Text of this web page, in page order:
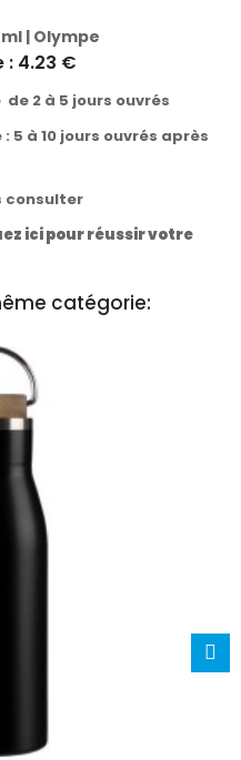
| Olympe
: 4.23 €
2 à 5 jours ouvrés
à 10 jours ouvrés après
consulter
ici pour réussir votre
catégorie: